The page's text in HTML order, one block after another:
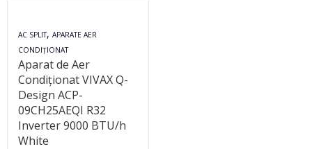
AC SPLIT, APARATE AER
CONDIȚIONAT
Aparat de Aer
Condiționat VIVAX Q-
Design ACP-
09CH25AEQI R32
Inverter 9000 BTU/h
White